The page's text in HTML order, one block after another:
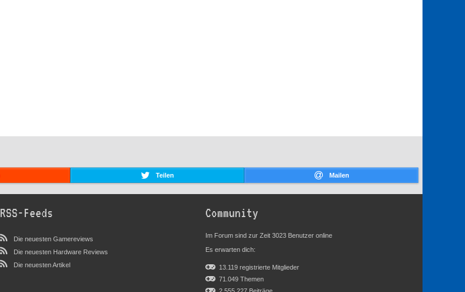
Teilen Mailen
RSS-Feeds
Die neuesten Gamereviews
Die neuesten Hardware Reviews
Die neuesten Artikel
Community
Im Forum sind zur Zeit 3023 Benutzer online
Es erwarten dich:
13.119 registrierte Mitglieder
71.049 Themen